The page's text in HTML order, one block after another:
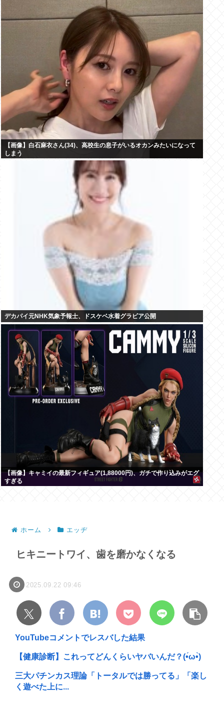
【画像】白石麻衣さん(34)、高校生の息子がいるオカンみたいになって
しまう
デカパイ元NHK気象予報士、ドスケベ水着グラビア公開
【画像】キャミイの最新フィギュア(1,88000円)、ガチで作り込みがエグ
すぎる
ホーム エッヂ
ヒキニートワイ、歯を磨かなくなる
2025.09.22 09:46
YouTubeコメントでレスバした結果
【健康診断】これってどんくらいヤバいんだ？(•́ω•̀)
三大パチンカス理論「トータルでは勝ってる」「楽し
く遊べた上に...